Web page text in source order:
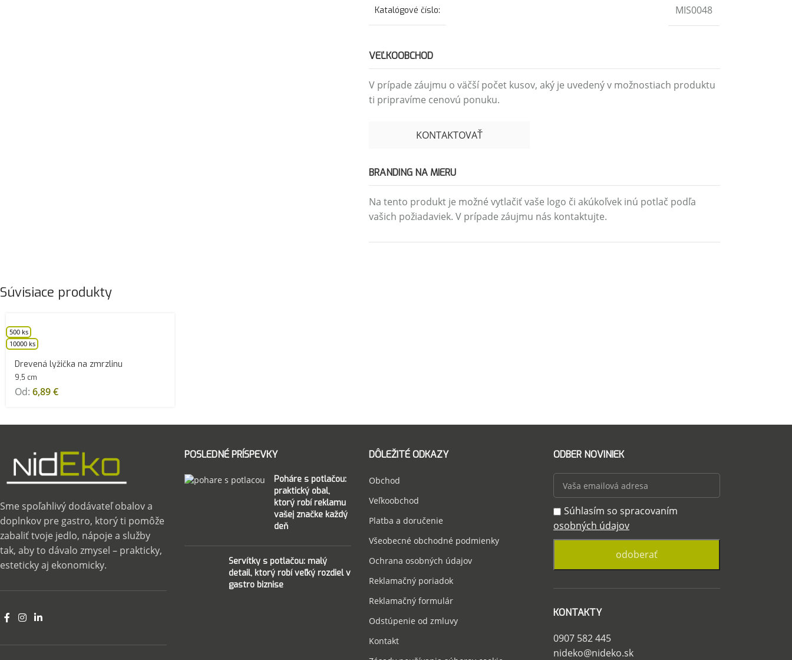
Katalógové číslo: MIS0048
VEĽKOOBCHOD
V prípade záujmu o väčší počet kusov, aký je uvedený v možnostiach produktu
ti pripravíme cenovú ponuku.
KONTAKTOVAŤ
BRANDING NA MIERU
Na tento produkt je možné vytlačiť vaše logo či akúkoľvek inú potlač podľa
vašich požiadaviek. V prípade záujmu nás kontaktujte.
Súvisiace produkty
500 ks
10000 ks
Drevená lyžička na zmrzlinu
9,5 cm
Od: 6,89€
Sme spoľahlivý dodávateľ obalov a
doplnkov pre gastro, ktorý ti pomôže
zabaliť tvoje jedlo, nápoje a služby
tak, aby to dávalo zmysel – prakticky,
esteticky aj ekonomicky.
POSLEDNÉ PRÍSPEVKY
Poháre s potlačou:
praktický obal,
ktorý robí reklamu
vašej značke každý
deň
Servítky s potlačou: malý
detail, ktorý robí veľký rozdiel v
gastro biznise
DÔLEŽITÉ ODKAZY
Obchod
Veľkoobchod
Platba a doručenie
Všeobecné obchodné podmienky
Ochrana osobných údajov
Reklamačný poriadok
Reklamačný formulár
Odstúpenie od zmluvy
Kontakt
ODBER NOVINIEK
Súhlasím so spracovaním
osobných údajov
KONTAKTY
0907 582 445
nideko@nideko.sk